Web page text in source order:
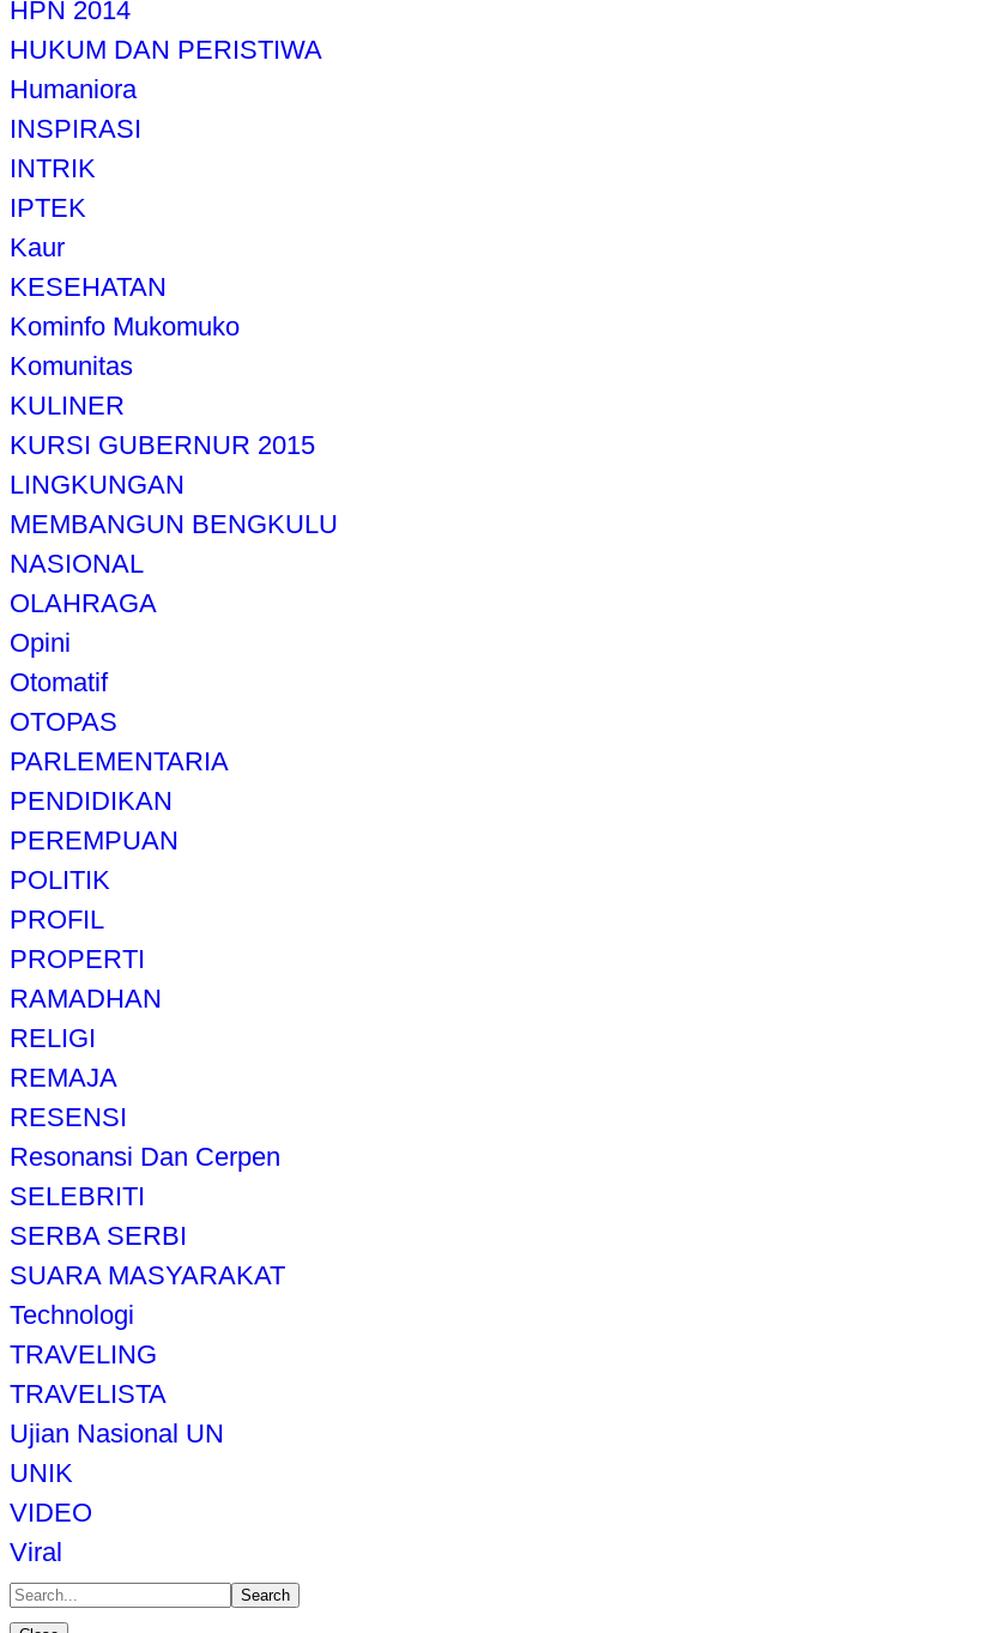
HPN 2014
HUKUM DAN PERISTIWA
Humaniora
INSPIRASI
INTRIK
IPTEK
Kaur
KESEHATAN
Kominfo Mukomuko
Komunitas
KULINER
KURSI GUBERNUR 2015
LINGKUNGAN
MEMBANGUN BENGKULU
NASIONAL
OLAHRAGA
Opini
Otomatif
OTOPAS
PARLEMENTARIA
PENDIDIKAN
PEREMPUAN
POLITIK
PROFIL
PROPERTI
RAMADHAN
RELIGI
REMAJA
RESENSI
Resonansi Dan Cerpen
SELEBRITI
SERBA SERBI
SUARA MASYARAKAT
Technologi
TRAVELING
TRAVELISTA
Ujian Nasional UN
UNIK
VIDEO
Viral
Search